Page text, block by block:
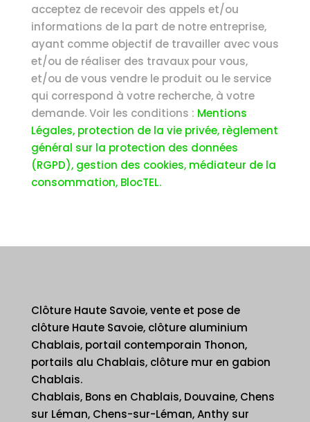
acceptez de recevoir des appels et/ou
informations de la part de notre entreprise,
ayant comme objectif de travailler avec vous
et/ou de réaliser des travaux pour vous,
et/ou de vous vendre le produit ou le service
qui correspond à votre recherche, à votre
demande. Voir les conditions : Mentions
Légales, protection de la vie privée, règlement
général sur la protection des données
(RGPD), gestion des cookies, médiateur de la
consommation, BlocTEL.
Clôture Haute Savoie, vente et pose de
clôture Haute Savoie, clôture aluminium
Chablais, portail contemporain Thonon,
portails alu Chablais, clôture mur en gabion
Chablais.
Chablais, Bons en Chablais, Douvaine, Chens
sur Léman, Chens-sur-Léman, Anthy sur